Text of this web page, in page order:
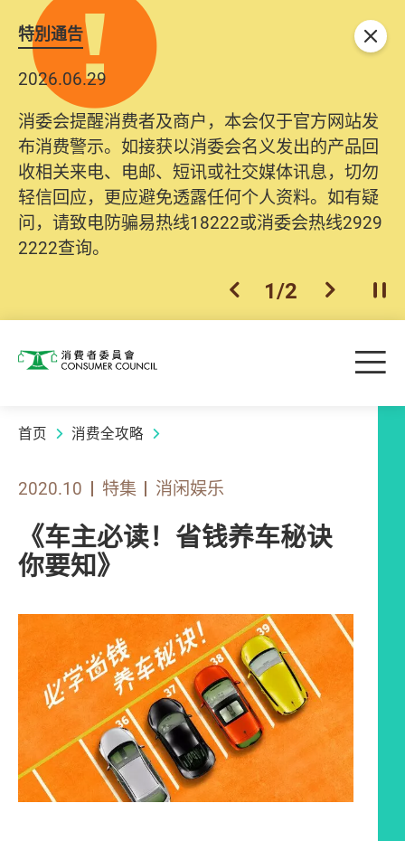
特別通告
2026.06.29
消委会提醒消费者及商户，本会仅于官方网站发
布消费警示。如接获以消委会名义发出的产品回
收相关来电、电邮、短讯或社交媒体讯息，切勿
轻信回应，更应避免透露任何个人资料。如有疑
问，请致电防骗易热线18222或消委会热线2929
2222查询。
上一个
1/2 下一个开
关闭
消费者委员会 目
首页 消费全攻略
2020.10 特集 消闲娱乐
《车主必读！省钱养车秘诀
你要知》